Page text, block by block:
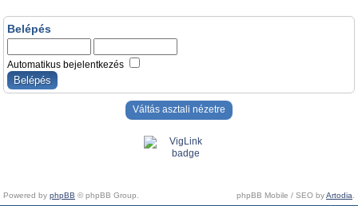
Belépés
Automatikus bejelentkezés
Váltás asztali nézetre
Powered by phpBB © phpBB Group. phpBB Mobile / SEO byArtodia.